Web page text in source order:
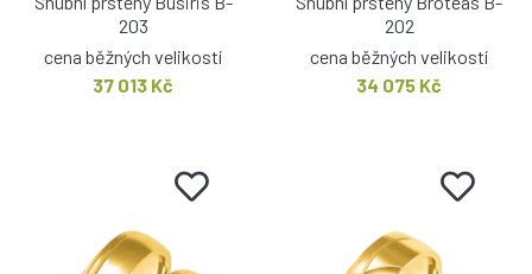
203
cena běžných velikostí
37 013 Kč
202
cena běžných velikostí
34 075 Kč